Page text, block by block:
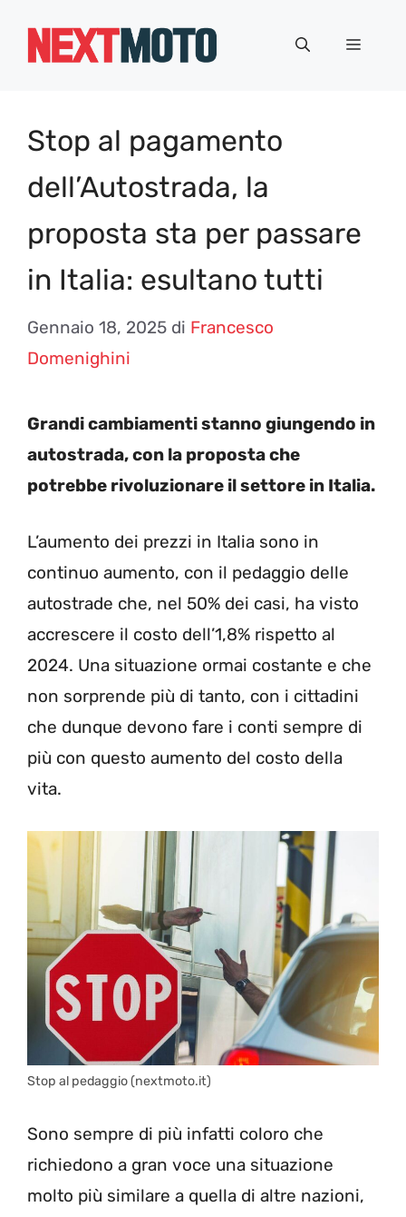
Menu
Stop al pagamento
dell’Autostrada, la
proposta sta per passare
in Italia: esultano tutti
Gennaio 18, 2025 di Francesco
Domenighini
Grandi cambiamenti stanno giungendo in
autostrada, con la proposta che
potrebbe rivoluzionare il settore in Italia.
L’aumento dei prezzi in Italia sono in
continuo aumento, con il pedaggio delle
autostrade che, nel 50% dei casi, ha visto
accrescere il costo dell’1,8% rispetto al
2024. Una situazione ormai costante e che
non sorprende più di tanto, con i cittadini
che dunque devono fare i conti sempre di
più con questo aumento del costo della
vita.
Stop al pedaggio (nextmoto.it)
Sono sempre di più infatti coloro che
richiedono a gran voce una situazione
molto più similare a quella di altre nazioni,